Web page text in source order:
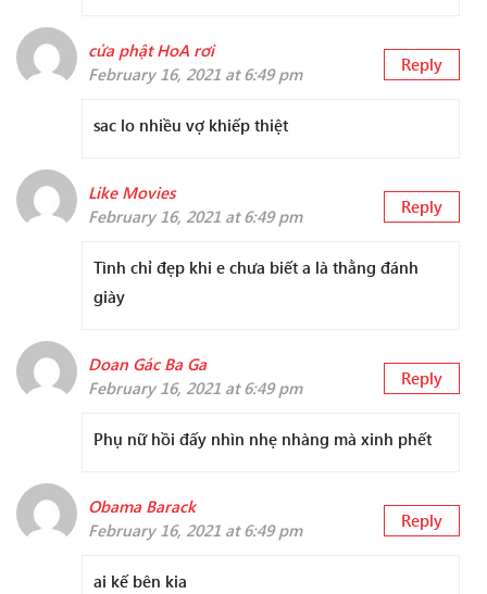
cửa phật HoA rơi
February 16, 2021 at 6:49 pm
Reply
sac lo nhiều vợ khiếp thiệt
Like Movies
February 16, 2021 at 6:49 pm
Reply
Tình chỉ đẹp khi e chưa biết a là thằng đánh
giày
Doan Gác Ba Ga
February 16, 2021 at 6:49 pm
Reply
Phụ nữ hồi đấy nhìn nhẹ nhàng mà xinh phết
Obama Barack
February 16, 2021 at 6:49 pm
Reply
ai kế bên kia